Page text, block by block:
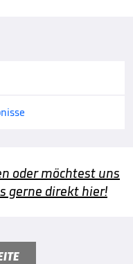
oder möchtest uns
gerne direkt hier!